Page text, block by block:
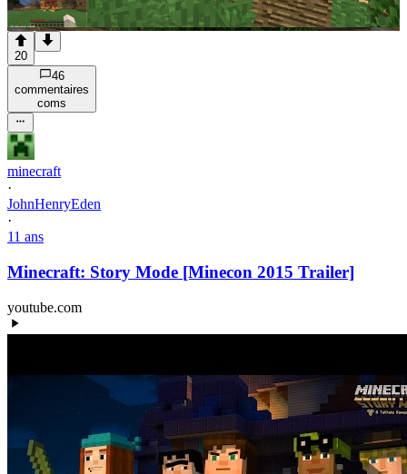
20
46
commentaires
coms
minecraft
·
JohnHenryEden
·
11 ans
Minecraft: Story Mode [Minecon 2015 Trailer]
youtube.com